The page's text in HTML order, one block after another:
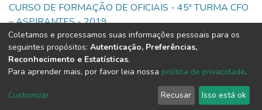
CURSO DE FORMAÇÃO DE OFICIAIS - 45ª TURMA CFO
– ASPIRANTES - 2019
Full item page
DSpace software copyright © 2002-2026 LYRASIS
Cookie
End User
Agreement
Send
Feedback
Coletamos e processamos suas informações pessoais para os
seguintes propósitos: Autenticação, Preferências,
Reconhecimento e Estatísticas.
Para aprender mais, por favor leia nossa política de privacidade.
Customizar Recusar Isso está ok